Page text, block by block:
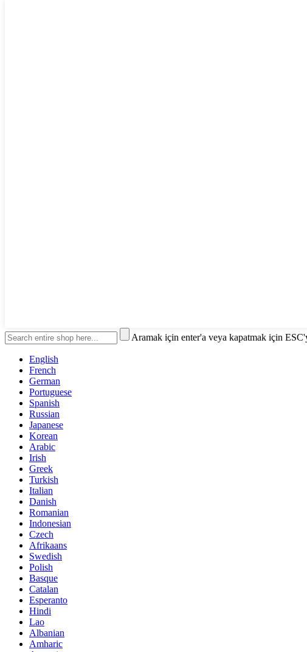
Aramak için enter'a veya kapatmak için
English
French
German
Portuguese
Spanish
Russian
Japanese
Korean
Arabic
Irish
Greek
Turkish
Italian
Danish
Romanian
Indonesian
Czech
Afrikaans
Swedish
Polish
Basque
Catalan
Esperanto
Hindi
Lao
Albanian
Amharic